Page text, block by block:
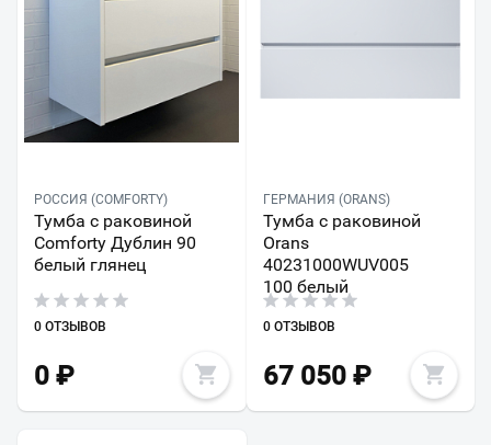
РОССИЯ (COMFORTY)
Тумба с раковиной
Comforty Дублин 90
белый глянец
0 ОТЗЫВОВ
0 ₽
ГЕРМАНИЯ (ORANS)
Тумба с раковиной
Orans
40231000WUV005
100 белый
0 ОТЗЫВОВ
67 050₽